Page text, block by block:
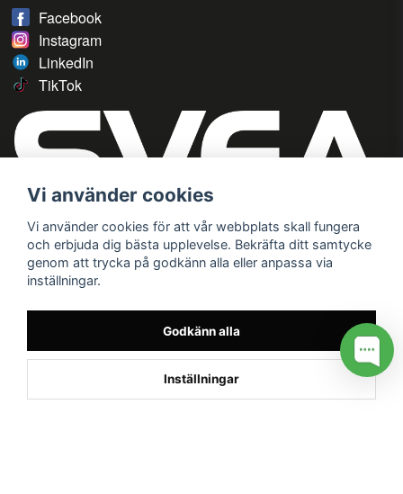
Facebook
Instagram
LinkedIn
TikTok
Vi använder cookies
Vi använder cookies för att vår webbplats skall fungera
och erbjuda dig bästa upplevelse. Bekräfta ditt samtycke
genom att trycka på godkänn alla eller anpassa via
inställningar.
Godkänn alla
Inställningar